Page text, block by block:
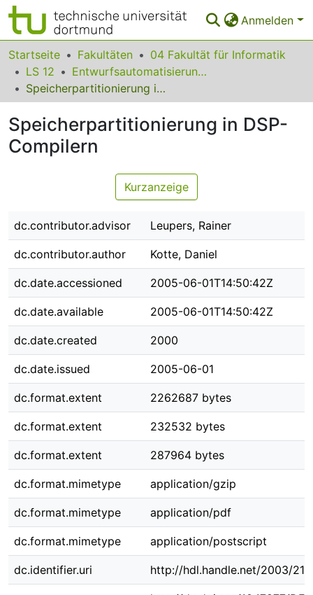
Anmelden
Bereiche & Sammlungen
Das gesamte Repositorium
FAQ
Zurück zur Startseite
Startseite Fakultäten
04 Fakultät für Informatik
LS 12
Entwurfsautomatisierung für Eingebettete Systeme
Speicherpartitionierung in DSP-Compilern
Speicherpartitionierung in DSP-
Compilern
Kurzanzeige
dc.contributor.advisor Leupers, Rainer
dc.contributor.author Kotte, Daniel
dc.date.accessioned 2005-06-01T14:50:42Z
dc.date.available 2005-06-01T14:50:42Z
dc.date.created 2000
dc.date.issued 2005-06-01
dc.format.extent 2262687 bytes
dc.format.extent 232532 bytes
dc.format.extent 287964 bytes
dc.format.mimetype application/gzip
dc.format.mimetype application/pdf
dc.format.mimetype application/postscript
dc.identifier.uri http://hdl.handle.net/2003/